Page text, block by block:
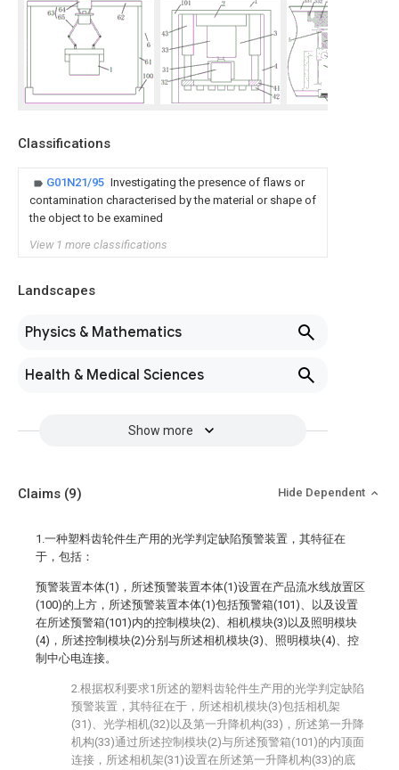
Classifications
G01N21/95 Investigating the presence of flaws or
contamination characterised by the material or shape of
the object to be examined
View 1 more classifications
Landscapes
Physics & Mathematics
Health & Medical Sciences
Show more
Claims (9) Hide Dependent
1.一种塑料齿轮件生产用的光学判定缺陷预警装置，其特征在
于，包括：
预警装置本体(1)，所述预警装置本体(1)设置在产品流水线放置区
(100)的上方，所述预警装置本体(1)包括预警箱(101)、以及设置
在所述预警箱(101)内的控制模块(2)、相机模块(3)以及照明模块
(4)，所述控制模块(2)分别与所述相机模块(3)、照明模块(4)、控
制中心电连接。
2.根据权利要求1所述的塑料齿轮件生产用的光学判定缺陷
预警装置，其特征在于，所述相机模块(3)包括相机架
(31)、光学相机(32)以及第一升降机构(33)，所述第一升降
机构(33)通过所述控制模块(2)与所述预警箱(101)的内顶面
连接，所述相机架(31)设置在所述第一升降机构(33)的底